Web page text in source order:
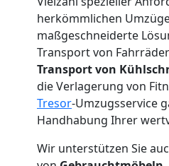
herkömmlichen
maßgeschneiderte
Transport von
Transport von
die Verlagerung von
Tresor-Umzugsservice
Handhabung Ihrer
Wir unterstützen Sie
Wolfsberg
Umzug
Mann